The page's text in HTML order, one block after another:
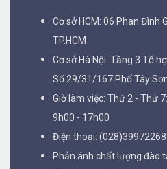
Cơ sở HCM: 06 Phan Đình
TP.HCM
Cơ sở Hà Nội: Tầng 3 Tổ
Số 29/31/167 Phố Tây
Giờ làm việc: Thứ 2 - Thứ
9h00 - 17h00
Điện thoại: (028)39972268
Phản ánh chất lượng đào